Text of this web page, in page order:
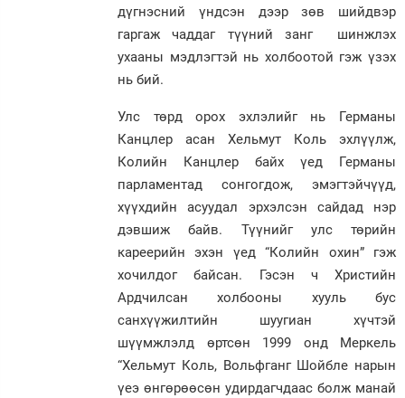
дүгнэсний үндсэн дээр зөв шийдвэр
гаргаж чаддаг түүний занг шинжлэх
ухааны мэдлэгтэй нь холбоотой гэж үзэх
нь бий.
Улс төрд орох эхлэлийг нь Германы
Канцлер асан Хельмут Коль эхлүүлж,
Колийн Канцлер байх үед Германы
парламентад сонгогдож, эмэгтэйчүүд,
хүүхдийн асуудал эрхэлсэн сайдад нэр
дэвшиж байв. Түүнийг улс төрийн
кареерийн эхэн үед “Колийн охин” гэж
хочилдог байсан. Гэсэн ч Христийн
Ардчилсан холбооны хууль бус
санхүүжилтийн шуугиан хүчтэй
шүүмжлэлд өртсөн 1999 онд Меркель
“Хельмут Коль, Вольфганг Шойбле нарын
үеэ өнгөрөөсөн удирдагчдаас болж манай